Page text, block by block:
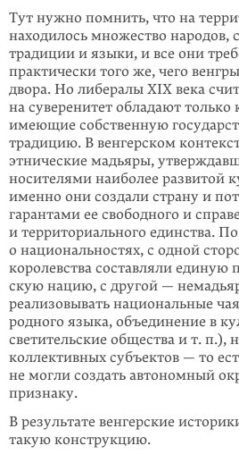
Тут нужно помнить, что на
находилось множество на­родов,
традиции и языки, и все они
практически того же, чего
двора. Но либералы XIX века
на суверенитет обладают
имеющие собственную
традицию. В венгер­ском
этнические мадьяры,
носителями наиболее развитой
именно они создали страну и
гарантами ее свободного и
и территориального единства.
о национальностях, с одной
королевства составляли
скую нацию, с другой —
реализовывать нацио­наль­ные
родного языка, объединение в
светительские общества и т. п.),
коллективных субъек­тов — то
не могли создать автономный
признаку.
В результате венгерские
такую конструкцию.